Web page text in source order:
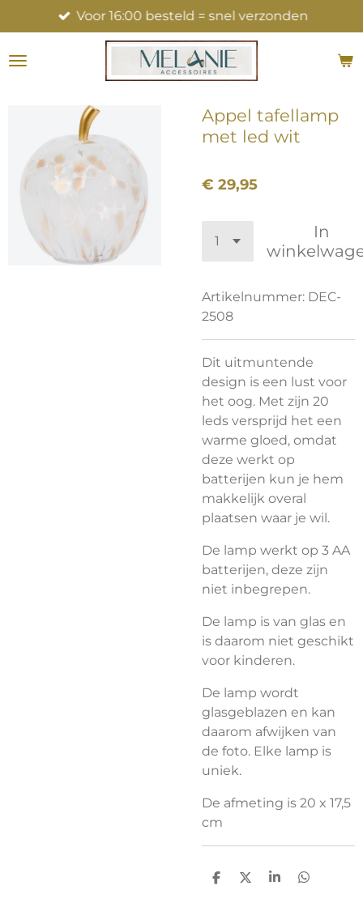
direct
naar
Voor 16:00 besteld = snel verzonden
Appel tafellamp
met led wit
€ 29,95
In
Artikelnummer: DEC-
2508
Dit uitmuntende
design is een lust voor
het oog. Met zijn 20
leds versprijd het een
warme gloed, omdat
deze werkt op
batterijen kun je hem
makkelijk overal
plaatsen waar je wil.
De lamp werkt op 3 AA
batterijen, deze zijn
niet inbegrepen.
De lamp is van glas en
is daarom niet geschikt
voor kinderen.
De lamp wordt
glasgeblazen en kan
daarom afwijken van
de foto. Elke lamp is
uniek.
De afmeting is 20 x 17,5
cm
D
D
S
D